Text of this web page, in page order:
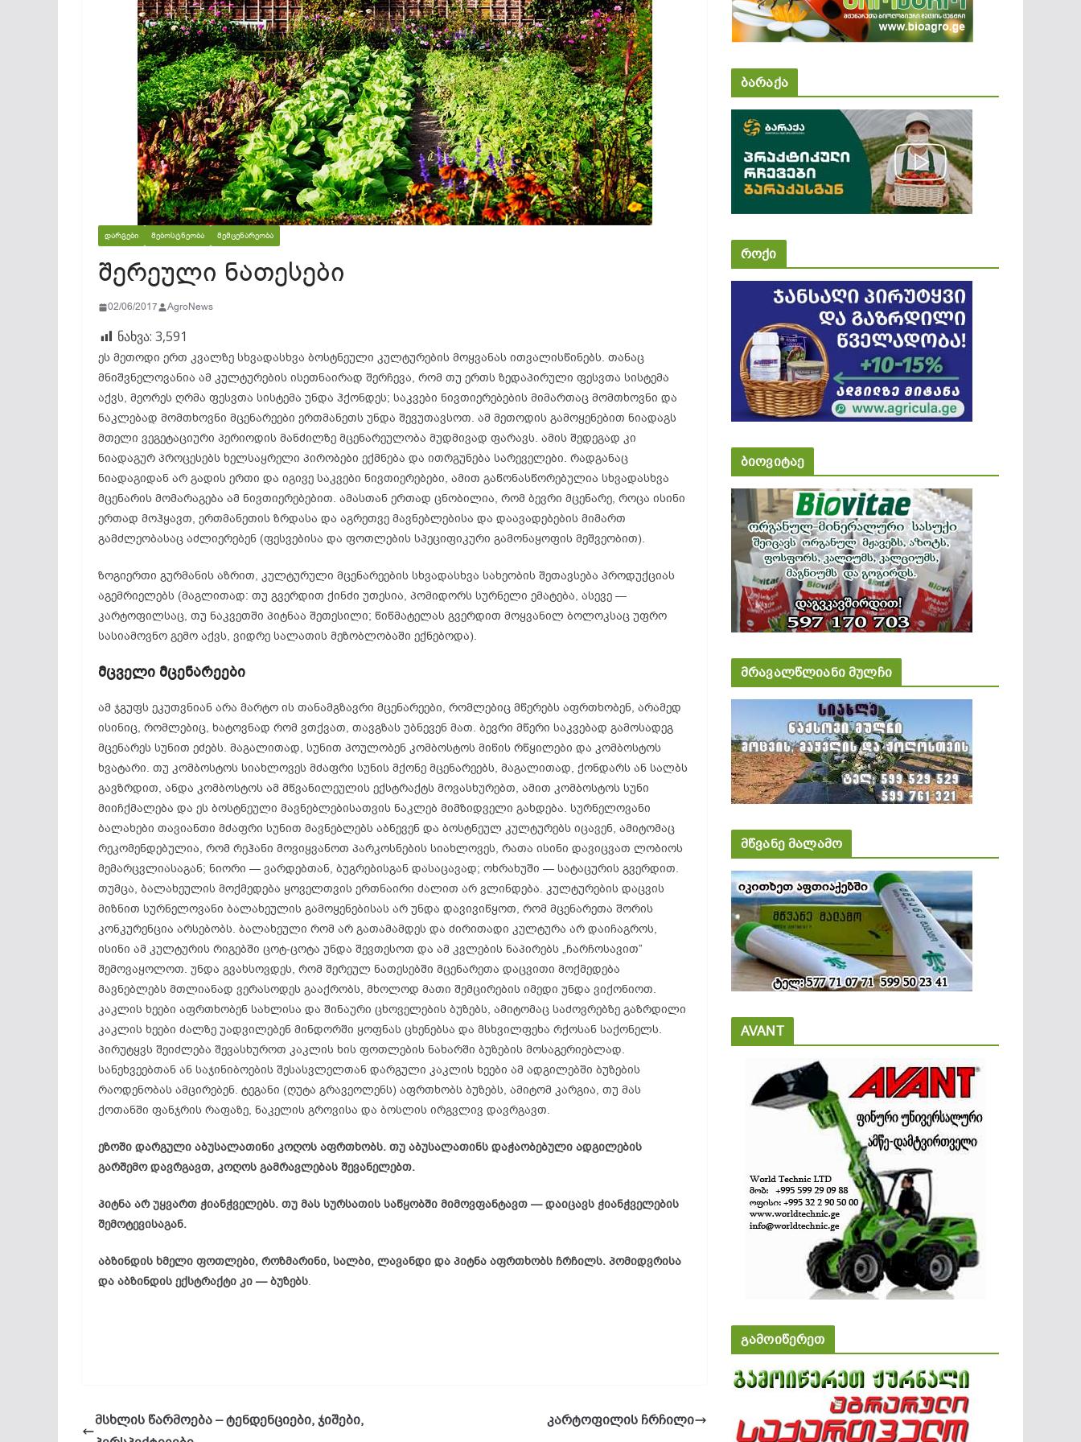
ᲓᲐᲠᲒᲔᲑᲘ ᲛᲔᲑᲝᲡᲢᲜᲔᲝᲑᲐ ᲛᲔᲛᲪᲔᲜᲐᲠᲔᲝᲑᲐ
შერეული ნათესები
02/06/2017 AgroNews
ნახვა: 3,591
ეს მეთოდი ერთ კვალზე სხვადასხვა ბოსტნეული კულტურების მოყვანას ითვალისწინებს. თანაც
მნიშვნელოვანია ამ კულტურების ისეთნაირად შერჩევა, რომ თუ ერთს ზედაპირული ფესვთა სისტემა
აქვს, მეორეს ღრმა ფესვთა სისტემა უნდა ჰქონდეს; საკვები ნივთიერებების მიმართაც მომთხოვნი და
ნაკლებად მომთხოვნი მცენარეები ერთმანეთს უნდა შევუთავსოთ. ამ მეთოდის გამოყენებით ნიადაგს
მთელი ვეგეტაციური პერიოდის მანძილზე მცენარეულობა მუდმივად ფარავს. ამის შედეგად კი
ნიადაგურ პროცესებს ხელსაყრელი პირობები ექმნება და ითრგუნება სარეველები. რადგანაც
ნიადაგიდან არ გადის ერთი და იგივე საკვები ნივთიერებები, ამით გაწონასწორებულია სხვადასხვა
მცენარის მომარაგება ამ ნივთიერებებით. ამასთან ერთად ცნობილია, რომ ბევრი მცენარე, როცა ისინი
ერთად მოჰყავთ, ერთმანეთის ზრდასა და აგრეთვე მავნებლებისა და დაავადებების მიმართ
გამძლეობასაც აძლიერებენ (ფესვებისა და ფოთლების სპეციფიკური გამონაყოფის მეშვეობით).
ზოგიერთი გურმანის აზრით, კულტურული მცენარეების სხვადასხვა სახეობის შეთავსება პროდუქციას
აგემრიელებს (მაგლითად: თუ გვერდით ქინძი უთესია, პომიდორს სურნელი ემატება, ასევე —
კარტოფილსაც, თუ ნაკვეთში პიტნაა შეთესილი; წიწმატელას გვერდით მოყვანილ ბოლოკსაც უფრო
სასიამოვნო გემო აქვს, ვიდრე სალათის მეზობლობაში ექნებოდა).
მცველი მცენარეები
ამ ჯგუფს ეკუთვნიან არა მარტო ის თანამგზავრი მცენარეები, რომლებიც მწერებს აფრთხობენ, არამედ
ისინიც, რომლებიც, ხატოვნად რომ ვთქვათ, თავგზას უბნევენ მათ. ბევრი მწერი საკვებად გამოსადეგ
მცენარეს სუნით ეძებს. მაგალითად, სუნით პოულობენ კომბოსტოს მიწის რწყილები და კომბოსტოს
ხვატარი. თუ კომბოსტოს სიახლოვეს მძაფრი სუნის მქონე მცენარეებს, მაგალითად, ქონდარს ან სალბს
გავზრდით, ანდა კომბოსტოს ამ მწვანილეულის ექსტრაქტს მოვასხურებთ, ამით კომბოსტოს სუნი
მიიჩქმალება და ეს ბოსტნეული მავნებლებისათვის ნაკლებ მიმზიდველი გახდება. სურნელოვანი
ბალახები თავიანთი მძაფრი სუნით მავნებლებს აბნევენ და ბოსტნეულ კულტურებს იცავენ, ამიტომაც
რეკომენდებულია, რომ რეჰანი მოვიყვანოთ პარკოსნების სიახლოვეს, რათა ისინი დავიცვათ ლობიოს
მემარცვლიასაგან; ნიორი — ვარდებთან, ბუგრებისგან დასაცავად; ოხრახუში — სატაცურის გვერდით.
თუმცა, ბალახეულის მოქმედება ყოველთვის ერთნაირი ძალით არ ვლინდება. კულტურების დაცვის
მიზნით სურნელოვანი ბალახეულის გამოყენებისას არ უნდა დავივიწყოთ, რომ მცენარეთა შორის
კონკურენცია არსებობს. ბალახეული რომ არ გათამამდეს და ძირითადი კულტურა არ დაიჩაგროს,
ისინი ამ კულტურის რიგებში ცოტ-ცოტა უნდა შევთესოთ და ამ კვლების ნაპირებს „ჩარჩოსავით”
შემოვაყოლოთ. უნდა გვახსოვდეს, რომ შერეულ ნათესებში მცენარეთა დაცვითი მოქმედება
მავნებლებს მთლიანად ვერასოდეს გააქრობს, მხოლოდ მათი შემცირების იმედი უნდა ვიქონიოთ.
კაკლის ხეები აფრთხობენ სახლისა და შინაური ცხოველების ბუზებს, ამიტომაც საძოვრებზე გაზრდილი
კაკლის ხეები ძალზე უადვილებენ მინდორში ყოფნას ცხენებსა და მსხვილფეხა რქოსან საქონელს.
პირუტყვს შეიძლება შევასხუროთ კაკლის ხის ფოთლების ნახარში ბუზების მოსაგერიებლად.
სანეხვეებთან ან საჯინიბოების შესასვლელთან დარგული კაკლის ხეები ამ ადგილებში ბუზების
რაოდენობას ამცირებენ. ტეგანი (ღუტა გრავეოლენს) აფრთხობს ბუზებს, ამიტომ კარგია, თუ მას
ქოთანში ფანჯრის რაფაზე, ნაკელის გროვისა და ბოსლის ირგვლივ დავრგავთ.
ეზოში დარგული აბუსალათინი კოღოს აფრთხობს. თუ აბუსალათინს დაჭაობებული ადგილების
გარშემო დავრგავთ, კოღოს გამრავლებას შევანელებთ.
პიტნა არ უყვართ ჭიანჭველებს. თუ მას სურსათის საწყობში მიმოვფანტავთ — დაიცავს ჭიანჭველების
შემოტევისაგან.
აბზინდის ხმელი ფოთლები, როზმარინი, სალბი, ლავანდი და პიტნა აფრთხობს ჩრჩილს. პომიდვრისა
და აბზინდის ექსტრაქტი კი — ბუზებს.
მსხლის წარმოება – ტენდენციები, ჯიშები,
კარტოფილის ჩრჩილი
ბარაქა
როქი
ბიოვიტაე
მრავალწლიანი მულჩი
მწვანე მალამო
AVANT
გამოიწერეთ